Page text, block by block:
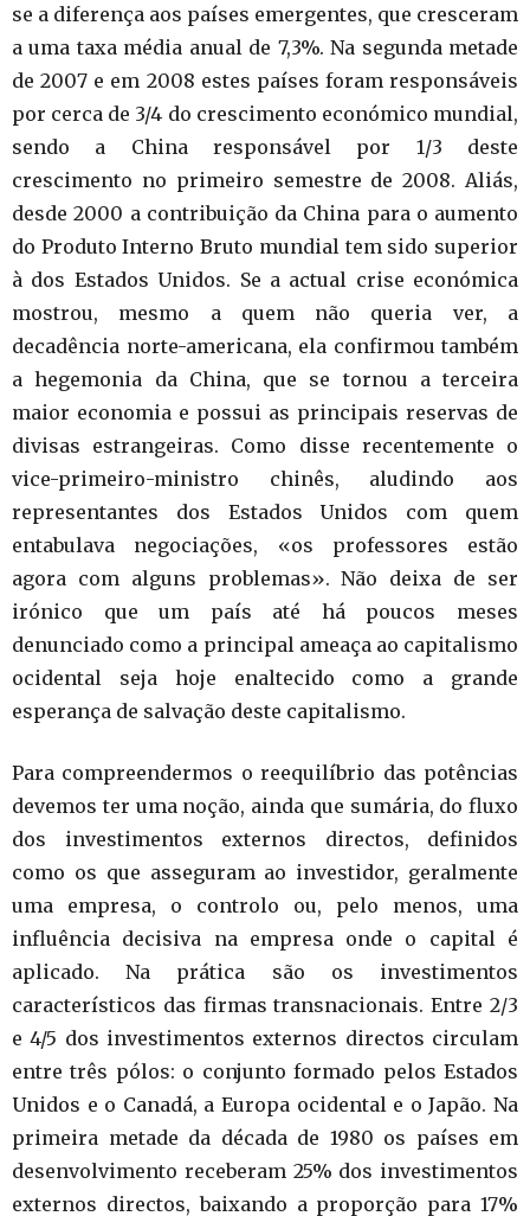
se a diferença aos países emergentes, que cresceram
a uma taxa média anual de 7,3%. Na segunda metade
de 2007 e em 2008 estes países foram responsáveis
por cerca de 3/4 do crescimento económico mundial,
sendo a China responsável por 1/3 deste
crescimento no primeiro semestre de 2008. Aliás,
desde 2000 a contribuição da China para o aumento
do Produto Interno Bruto mundial tem sido superior
à dos Estados Unidos. Se a actual crise económica
mostrou, mesmo a quem não queria ver, a
decadência norte-americana, ela confirmou também
a hegemonia da China, que se tornou a terceira
maior economia e possui as principais reservas de
divisas estrangeiras. Como disse recentemente o
vice-primeiro-ministro chinês, aludindo aos
representantes dos Estados Unidos com quem
entabulava negociações, «os professores estão
agora com alguns problemas». Não deixa de ser
irónico que um país até há poucos meses
denunciado como a principal ameaça ao capitalismo
ocidental seja hoje enaltecido como a grande
esperança de salvação deste capitalismo.
Para compreendermos o reequilíbrio das potências
devemos ter uma noção, ainda que sumária, do fluxo
dos investimentos externos directos, definidos
como os que asseguram ao investidor, geralmente
uma empresa, o controlo ou, pelo menos, uma
influência decisiva na empresa onde o capital é
aplicado. Na prática são os investimentos
característicos das firmas transnacionais. Entre 2/3
e 4/5 dos investimentos externos directos circulam
entre três pólos: o conjunto formado pelos Estados
Unidos e o Canadá, a Europa ocidental e o Japão. Na
primeira metade da década de 1980 os países em
desenvolvimento receberam 25% dos investimentos
externos directos, baixando a proporção para 17%